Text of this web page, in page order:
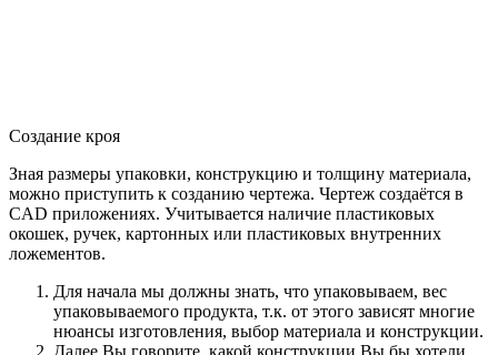
Создание кроя
Зная размеры упаковки, конструкцию и толщину материала,
можно приступить к созданию чертежа. Чертеж создаётся в
CAD приложениях. Учитывается наличие пластиковых
окошек, ручек, картонных или пластиковых внутренних
ложементов.
Для начала мы должны знать, что упаковываем, вес
упаковываемого продукта, т.к. от этого зависят многие
нюансы изготовления, выбор материала и конструкции.
Далее Вы говорите, какой конструкции Вы бы хотели